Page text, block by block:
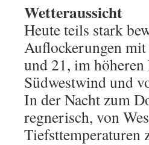
Wetteraussicht
Heute teils stark
Auflockerungen
und 21, im
Südwestwind und
In der Nacht zum
regnerisch, von
Tiefsttemperaturen